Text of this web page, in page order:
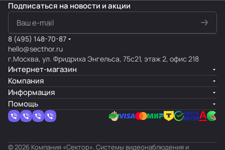
Подписаться на новости и акции
8 (495) 148-70-87
hello@secthor.ru
г.Москва, ул. Фридриха Энгельса, 75с21, этаж 2, офис 218
Интернет-магазин
Компания
Информация
Помощь
© 2026 Компания «Сектор». Системы видеонаблюдения и